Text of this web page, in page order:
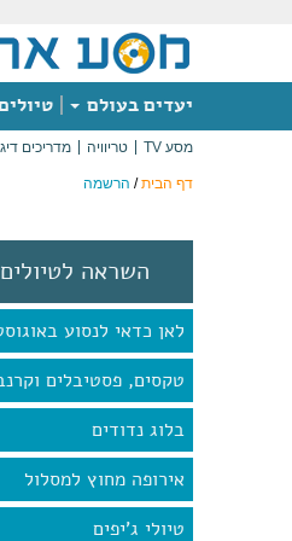
יעדים בעולם
מסע TV טריוויה מדריכים
דף הבית/ הרשמה
השראה לטיולים
לאן כדאי לנסוע
טקסים, פסטיבלים
בלוג נדודים
אירופה מחוץ למסלול
טיולי ג'יפים